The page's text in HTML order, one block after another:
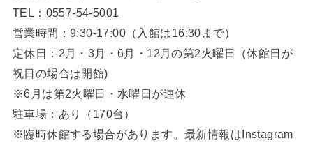
TEL：0557-54-5001
営業時間：9:30-17:00（入館は16:30まで）
定休日：2月・3月・6月・12月の第2火曜日（休館日が
祝日の場合は開館)
※6月は第2火曜日・水曜日が連休
駐車場：あり（170台）
※臨時休館する場合があります。最新情報はInstagram